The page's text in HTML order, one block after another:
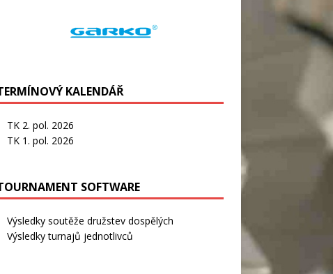
KALENDÁŘ
TK 2. pol. 2026
TK 1. pol. 2026
SOFTWARE
Výsledky soutěže družstev dospělých
Výsledky turnajů jednotlivců